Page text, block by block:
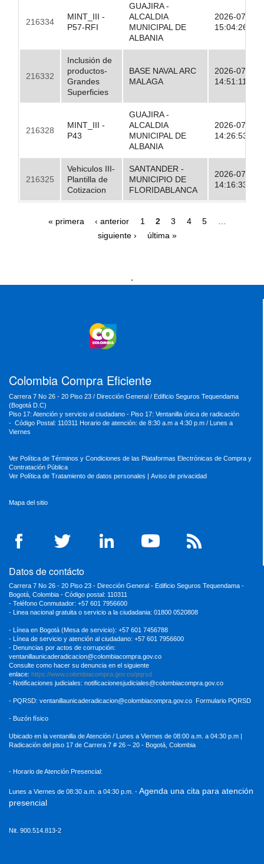
216334
MINT_III -
P57-RFI
GUAJIRA -
ALCALDIA
MUNICIPAL DE
ALBANIA
2026-07-17
216332
Inclusión de
productos-
Grandes
Superficies
BASE NAVAL ARC
MALAGA
2026-07-17
216328
MINT_III -
P43
GUAJIRA -
ALCALDIA
MUNICIPAL DE
ALBANIA
2026-07-17
216325
Vehiculos III-
Plantilla de
Cotizacion
SANTANDER -
MUNICIPIO DE
FLORIDABLANCA
2026-07-17
« primera ‹ anterior 1 2 3 4 5
siguiente ›
última »
MinRelaciones
MinHacienda
.
Colombia Compra Eficiente
Carrera 7 No 26 - 20 Piso 23 / Dirección General / Edificio Seguros Tequendama
(Bogotá D.C)
Piso 17: Atención y servicio al ciudadano - Piso 17: Ventanilla única de radicación
- Código Postal: 110311 Horario de atención: de 8:30 a.m a 4:30 p.m / Lunes a
Viernes
Ver Política de Términos y Condiciones de las Plataformas Electrónicas de Compra y
Contratación Pública
Ver Política de Tratamiento de datos personales | Aviso de privacidad
Mapa del sitio
Datos de contácto
Carrera 7 No 26 - 20 Piso 23 - Dirección General - Edificio Seguros Tequendama -
Bogotá, Colombia - Código postal: 110311
- Teléfono Conmutador: +57 601 7956600
- Linea nacional gratuita o servicio a la ciudadania: 01800 0520808
- Línea en Bogotá (Mesa de servicio): +57 601 7456788
- Línea de servicio y atención al ciudadano: +57 601 7956600
- Denuncias por actos de corrupción:
ventanillaunicaderadicacion@colombiacompra.gov.co
Consulte como hacer su denuncia en el siguiente
enlace: https://www.colombiacompra.gov.co/pqrsd
- Notificaciones judiciales: notificacionesjudiciales@colombiacompra.gov.co
- PQRSD: ventanillaunicaderadicacion@colombiacompra.gov.co Formulario PQRSD
- Buzón físico
Ubicado en la ventanilla de Atención / Lunes a Viernes de 08:00 a.m. a 04:30 p.m |
Radicación del piso 17 de Carrera 7 # 26 – 20 - Bogotá, Colombia
- Horario de Atención Presencial:
Lunes a Viernes de 08:30 a.m. a 04:30 p.m. - Agenda una cita para atención
presencial
Nit. 900.514.813-2